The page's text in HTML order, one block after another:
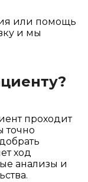
или помощь
и мы
проходит
точно
ход
анализы и